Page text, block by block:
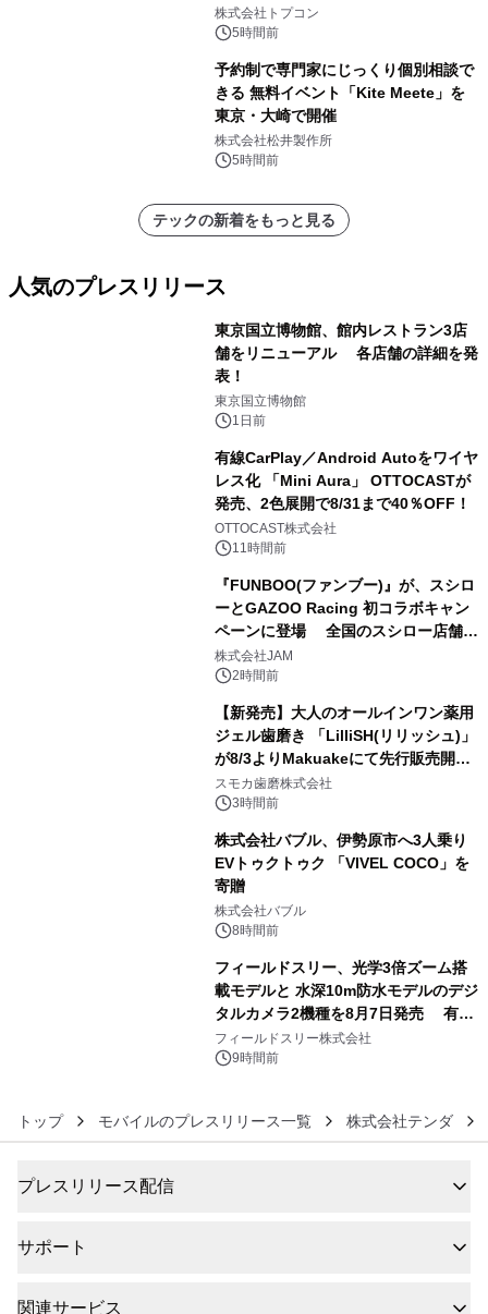
株式会社トプコン
5時間前
予約制で専門家にじっくり個別相談で
きる 無料イベント「Kite Meete」を
東京・大崎で開催
株式会社松井製作所
5時間前
テックの新着をもっと見る
人気のプレスリリース
東京国立博物館、館内レストラン3店
舗をリニューアル 各店舗の詳細を発
表！
東京国立博物館
1日前
有線CarPlay／Android Autoをワイヤ
レス化 「Mini Aura」 OTTOCASTが
発売、2色展開で8/31まで40％OFF！
OTTOCAST株式会社
11時間前
『FUNBOO(ファンブー)』が、スシロ
ーとGAZOO Racing 初コラボキャン
ペーンに登場 全国のスシロー店舗で
GR 4車種の FUNBOO(ミニカー)付き
メニューが展開されます
株式会社JAM
2時間前
【新発売】大人のオールインワン薬用
ジェル歯磨き 「LilliSH(リリッシュ)」
が8/3よりMakuakeにて先行販売開
始！
スモカ歯磨株式会社
3時間前
株式会社バブル、伊勢原市へ3人乗り
EVトゥクトゥク 「VIVEL COCO」を
寄贈
株式会社バブル
8時間前
フィールドスリー、光学3倍ズーム搭
載モデルと 水深10m防水モデルのデジ
タルカメラ2機種を8月7日発売 有効
約1300万画素、用途別に選べるコンデ
ジ新登場
フィールドスリー株式会社
9時間前
トップ モバイルのプレスリリース一覧 株式会社テンダ
プレスリリース配信
サポート
関連サービス